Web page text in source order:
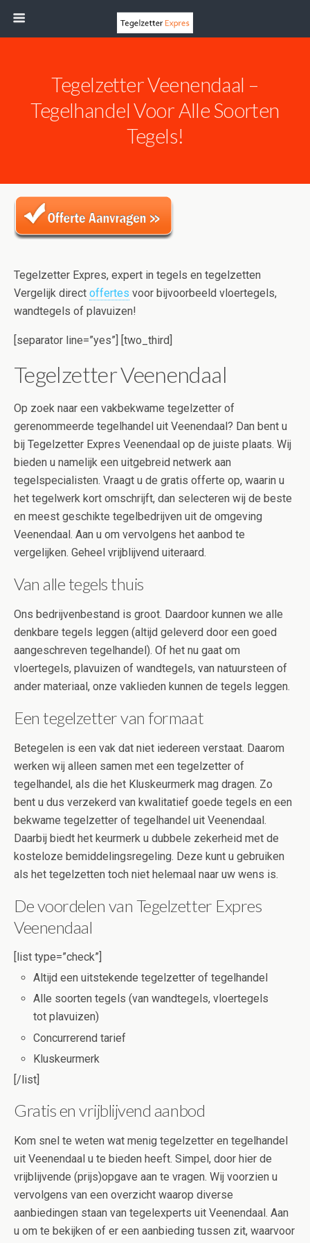
Tegelzetter Veenendaal –
Tegelhandel Voor Alle Soorten
Tegels!
Tegelzetter Expres, expert in tegels en tegelzetten
Vergelijk direct offertes voor bijvoorbeeld vloertegels,
wandtegels of plavuizen!
[separator line=”yes”] [two_third]
Tegelzetter Veenendaal
Op zoek naar een vakbekwame tegelzetter of
gerenommeerde tegelhandel uit Veenendaal? Dan bent u
bij Tegelzetter Expres Veenendaal op de juiste plaats. Wij
bieden u namelijk een uitgebreid netwerk aan
tegelspecialisten. Vraagt u de gratis offerte op, waarin u
het tegelwerk kort omschrijft, dan selecteren wij de beste
en meest geschikte tegelbedrijven uit de omgeving
Veenendaal. Aan u om vervolgens het aanbod te
vergelijken. Geheel vrijblijvend uiteraard.
Van alle tegels thuis
Ons bedrijvenbestand is groot. Daardoor kunnen we alle
denkbare tegels leggen (altijd geleverd door een goed
aangeschreven tegelhandel). Of het nu gaat om
vloertegels, plavuizen of wandtegels, van natuursteen of
ander materiaal, onze vaklieden kunnen de tegels leggen.
Een tegelzetter van formaat
Betegelen is een vak dat niet iedereen verstaat. Daarom
werken wij alleen samen met een tegelzetter of
tegelhandel, als die het Kluskeurmerk mag dragen. Zo
bent u dus verzekerd van kwalitatief goede tegels en een
bekwame tegelzetter of tegelhandel uit Veenendaal.
Daarbij biedt het keurmerk u dubbele zekerheid met de
kosteloze bemiddelingsregeling. Deze kunt u gebruiken
als het tegelzetten toch niet helemaal naar uw wens is.
De voordelen van Tegelzetter Expres
Veenendaal
[list type=”check”]
Altijd een uitstekende tegelzetter of tegelhandel
Alle soorten tegels (van wandtegels, vloertegels
tot plavuizen)
Concurrerend tarief
Kluskeurmerk
[/list]
Gratis en vrijblijvend aanbod
Kom snel te weten wat menig tegelzetter en tegelhandel
uit Veenendaal u te bieden heeft. Simpel, door hier de
vrijblijvende (prijs)opgave aan te vragen. Wij voorzien u
vervolgens van een overzicht waarop diverse
aanbiedingen staan van tegelexperts uit Veenendaal. Aan
u om te bekijken of er een aanbieding tussen zit, waarvoor